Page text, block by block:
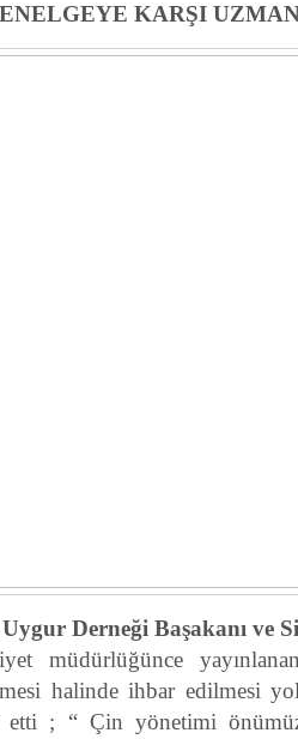
KARŞI
Derneği Başakanı ve
müdürlüğünce
halinde ihbar edilmesi
etti ; “ Çin yönetimi